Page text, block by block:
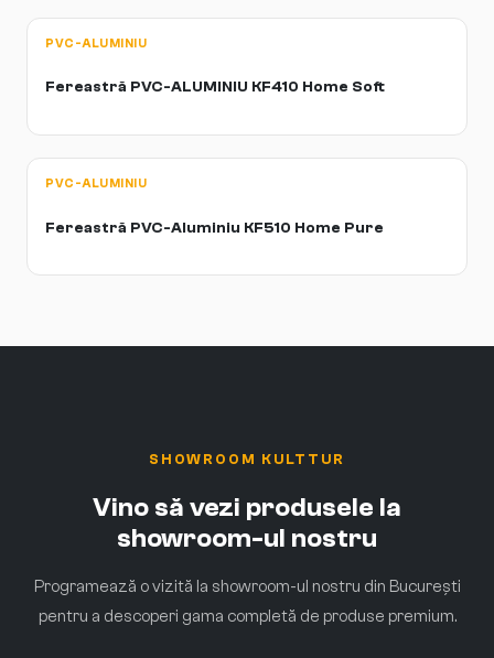
PVC-ALUMINIU
Fereastră PVC-ALUMINIU KF410 Home Soft
PVC-ALUMINIU
Fereastră PVC-Aluminiu KF510 Home Pure
SHOWROOM KULTTUR
Vino să vezi produsele la
showroom-ul nostru
Programează o vizită la showroom-ul nostru din București
pentru a descoperi gama completă de produse premium.